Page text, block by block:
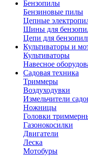
Бензопилы
Бензиновые пилы
Цепные
Шины для
Цепи для
Культиваторы и
Культиваторы
Навесное
Садовая техника
Триммеры
Воздуходувки
Измельчители
Ножницы
Головки
Газонокосилки
Двигатели
Леска
Мотобуры